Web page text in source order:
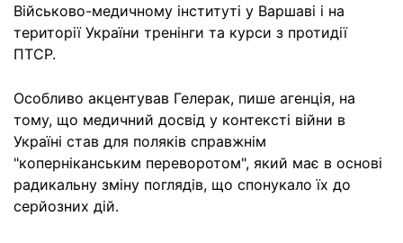
Військово-медичному інституті у Варшаві і на
території України тренінги та курси з протидії
ПТСР.
Особливо акцентував Гелерак, пише агенція, на
тому, що медичний досвід у контексті війни в
Україні став для поляків справжнім
"коперніканським переворотом", який має в основі
радикальну зміну поглядів, що спонукало їх до
серйозних дій.